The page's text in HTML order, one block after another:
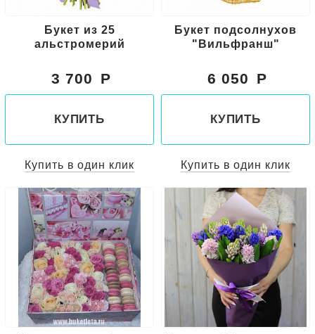
Букет из 25
альстромерий
3 700
КУПИТЬ
Купить в один клик
Букет подсолнухов
"Вильфранш"
6 050
КУПИТЬ
Купить в один клик